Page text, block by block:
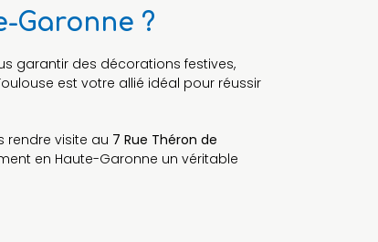
Garonne ?
garantir des décorations festives,
est votre allié idéal pour réussir
rendre visite au 7 Rue Théron de
en Haute-Garonne un véritable